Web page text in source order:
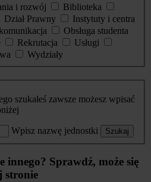
i rozwój
Biblioteka
Dział Prawny
Instytuty i centra
Obsługa studenta
Rekrutacja
Usługi
Wydziały
szukałeś zawsze możesz wpisać
Wpisz nazwę jednostki Szukaj
innego? Sprawdź, może się
stronie